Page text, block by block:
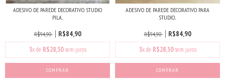
ADESIVO DE PAREDE DECORATIVO STUDIO
PILA...
R$94,90 R$84,90
3x de R$28,30sem juros
COMPRAR
ADESIVO DE PAREDE DECORATIVO PARA
STUDIO...
R$94,90 R$84,90
3x de R$28,30sem juros